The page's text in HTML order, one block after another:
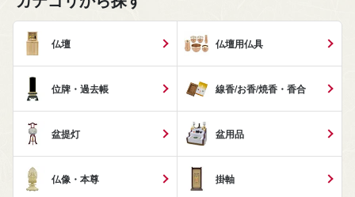
仏壇 仏壇用仏具
位牌・過去帳 線香/お香/焼香・香合
盆提灯 盆用品
仏像・本尊 掛軸